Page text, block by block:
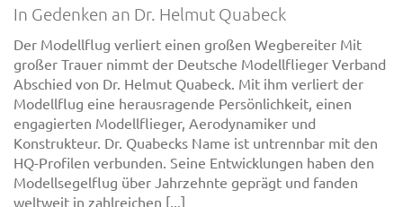
In Gedenken an Dr. Helmut Quabeck
Der Modellflug verliert einen großen Wegbereiter Mit
großer Trauer nimmt der Deutsche Modellflieger Verband
Abschied von Dr. Helmut Quabeck. Mit ihm verliert der
Modellflug eine herausragende Persönlichkeit, einen
engagierten Modellflieger, Aerodynamiker und
Konstrukteur. Dr. Quabecks Name ist untrennbar mit den
HQ-Profilen verbunden. Seine Entwicklungen haben den
Modellsegelflug über Jahrzehnte geprägt und fanden
weltweit in zahlreichen [...]